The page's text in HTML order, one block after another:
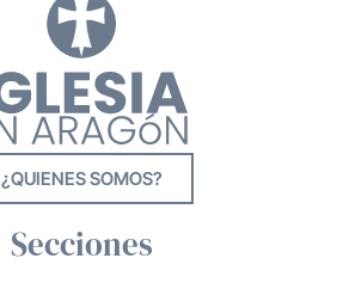
¿QUIENES SOMOS?
Secciones